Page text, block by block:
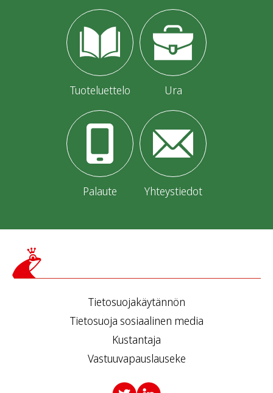
Tuoteluettelo Ura
Palaute Yhteystiedot
Tietosuojakäytännön
Tietosuoja sosiaalinen media
Kustantaja
Vastuuvapauslauseke